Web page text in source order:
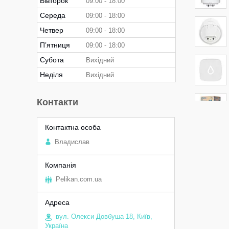
Середа 09:00 18:00
Четвер 09:00 18:00
Пʼятниця 09:00 18:00
Субота Вихідний
Неділя Вихідний
Контакти
Владислав
Pelikan.com.ua
вул. Олекси Довбуша 18, Київ,
Україна